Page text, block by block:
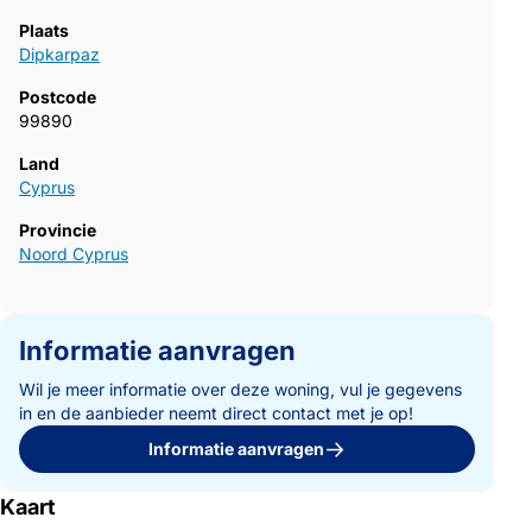
Plaats
Dipkarpaz
Postcode
99890
Land
Cyprus
Provincie
Noord Cyprus
Informatie aanvragen
Wil je meer informatie over deze woning, vul je gegevens
in en de aanbieder neemt direct contact met je op!
Informatie aanvragen
Kaart